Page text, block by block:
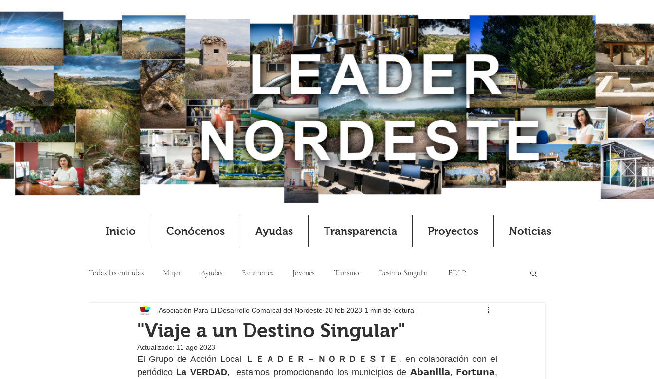
Inicio Conócenos Ayudas Transparencia Proyectos Noticias
Todas las entradas Mujer Ayudas Reuniones Jóvenes Turismo Destino Singular EDLP
Cooperación
"Viaje a un Destino Singular"
Asociación Para El Desarrollo Comarcal del Nordeste 20 feb 2023 1 min de lectura
Actualizado: 11 ago 2023
El Grupo de Acción Local ＬＥＡＤＥＲ－ＮＯＲＤＥＳＴＥ , en colaboración con el
periódico La VERDAD,  estamos promocionando los municipios de 𝗔𝗯𝗮𝗻𝗶𝗹𝗹𝗮, 𝗙𝗼𝗿𝘁𝘂𝗻𝗮,